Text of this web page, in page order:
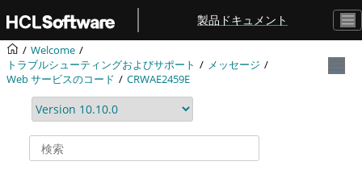
メインコンテンツにジャンプ
製品ドキュメント
Welcome
トラブルシューティングおよびサポート
メッセージ
Web サービスのコード
CRWAE2459E